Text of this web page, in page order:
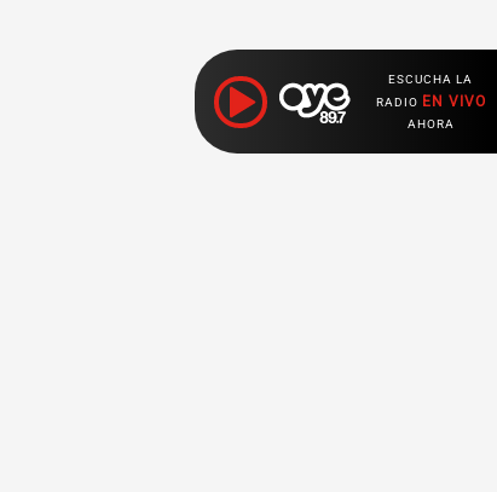
ESCUCHA LA
RADIO EN VIVO
AHORA